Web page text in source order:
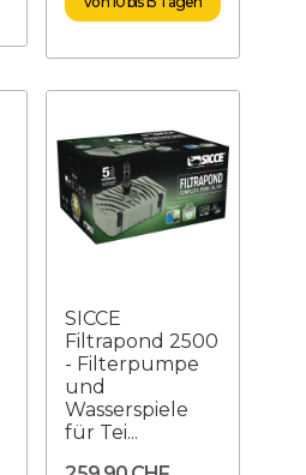
SICCE
Filtrapond 2500
- Filterpumpe
und
Wasserspiele
für Tei...